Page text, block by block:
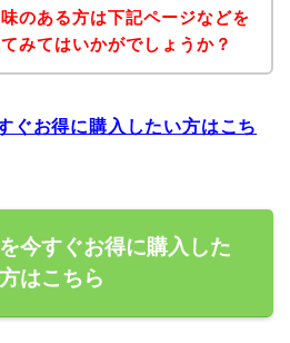
のある方は下記ページなどを
みてはいかがでしょうか？
ぐお得に購入したい方はこち
今すぐお得に購入した
はこちら